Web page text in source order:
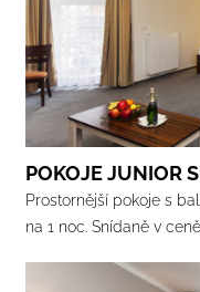
POKOJE JUNIOR
Prostornější pokoje s
na 1 noc. Snídaně v